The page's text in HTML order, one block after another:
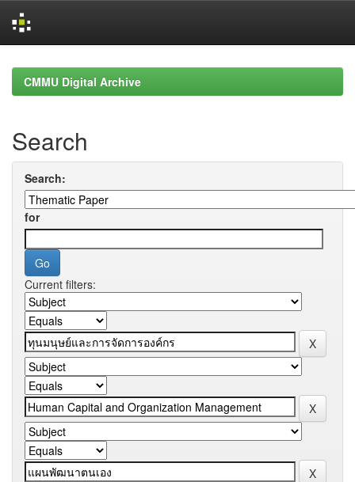
navigationCMMU Digital Archive
Search
Search:
for
Current filters: